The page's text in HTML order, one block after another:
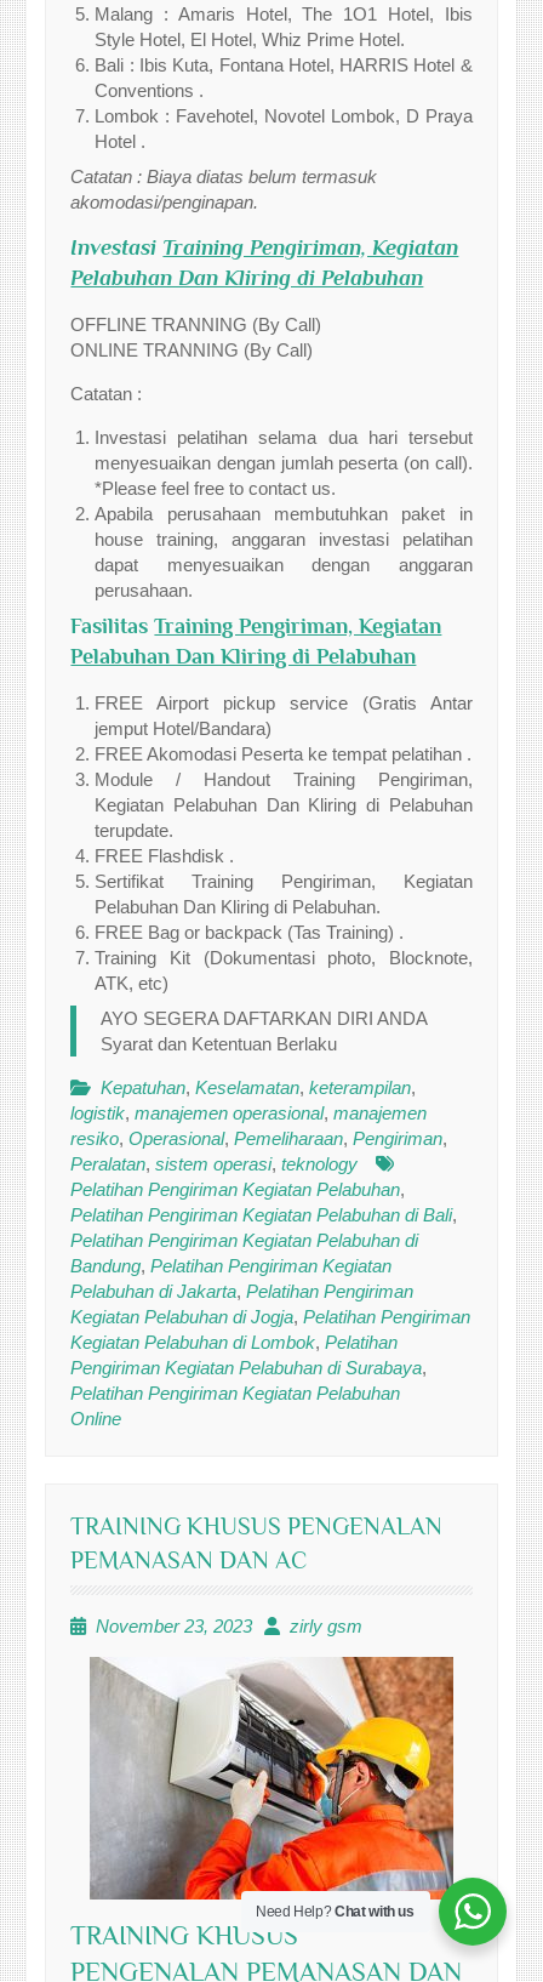
Malang : Amaris Hotel, The 1O1 Hotel, Ibis
Style Hotel, El Hotel, Whiz Prime Hotel.
Bali : Ibis Kuta, Fontana Hotel, HARRIS Hotel &
Conventions .
Lombok : Favehotel, Novotel Lombok, D Praya
Hotel .
Catatan : Biaya diatas belum termasuk
akomodasi/penginapan.
Investasi Training Pengiriman, Kegiatan
Pelabuhan Dan Kliring di Pelabuhan
OFFLINE TRANNING (By Call)
ONLINE TRANNING (By Call)
Catatan :
Investasi pelatihan selama dua hari tersebut
menyesuaikan dengan jumlah peserta (on call).
*Please feel free to contact us.
Apabila perusahaan membutuhkan paket in
house training, anggaran investasi pelatihan
dapat menyesuaikan dengan anggaran
perusahaan.
FasilitasTraining Pengiriman, Kegiatan
Pelabuhan Dan Kliring di Pelabuhan
FREE Airport pickup service (Gratis Antar
jemput Hotel/Bandara)
FREE Akomodasi Peserta ke tempat pelatihan .
Module / Handout Training Pengiriman,
Kegiatan Pelabuhan Dan Kliring di Pelabuhan
terupdate.
FREE Flashdisk .
Sertifikat Training Pengiriman, Kegiatan
Pelabuhan Dan Kliring di Pelabuhan.
FREE Bag or backpack (Tas Training) .
Training Kit (Dokumentasi photo, Blocknote,
ATK, etc)
AYO SEGERA DAFTARKAN DIRI ANDA
Syarat dan Ketentuan Berlaku
Kepatuhan,Keselamatan,keterampilan,
logistik,manajemen operasional,manajemen
resiko,Operasional,Pemeliharaan,Pengiriman,
Peralatan,sistem operasi,teknology
Pelatihan Pengiriman Kegiatan Pelabuhan,
Pelatihan Pengiriman Kegiatan Pelabuhan di Bali,
Pelatihan Pengiriman Kegiatan Pelabuhan di
Bandung,Pelatihan Pengiriman Kegiatan
Pelabuhan di Jakarta,Pelatihan Pengiriman
Kegiatan Pelabuhan di Jogja,Pelatihan Pengiriman
Kegiatan Pelabuhan di Lombok,Pelatihan
Pengiriman Kegiatan Pelabuhan di Surabaya,
Pelatihan Pengiriman Kegiatan Pelabuhan
Online
TRAINING KHUSUS PENGENALAN
PEMANASAN DAN AC
November 23, 2023 zirly gsm
TRAINING KHUSUS
PENGENALAN PEMANASAN DAN
Need Help?Chat with us